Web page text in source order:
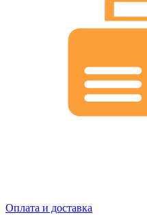
Оплата и доставка